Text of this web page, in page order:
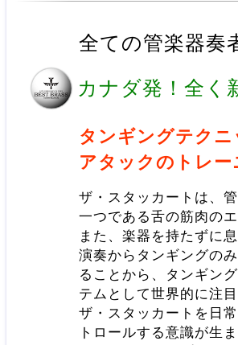
全ての管楽器奏
カナダ発！全く
タンギングテクニ
アタックのトレ
ザ・スタッカートは、
一つである舌の筋肉の
また、楽器を持たずに
演奏からタンギングの
ることから、タンギン
テムとして世界的に注
ザ・スタッカートを日
トロールする意識が生